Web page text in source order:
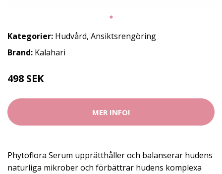
Kategorier: Hudvård, Ansiktsrengöring
Brand: Kalahari
498 SEK
MER INFO!
Phytoflora Serum upprätthåller och balanserar hudens
naturliga mikrober och förbättrar hudens komplexa